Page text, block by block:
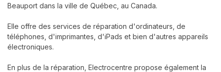
Beauport dans la ville de Québec, au Canada.
Elle offre des services de réparation d'ordinateurs, de
téléphones, d'imprimantes, d'iPads et bien d'autres appareils
électroniques.
En plus de la réparation, Electrocentre propose également la